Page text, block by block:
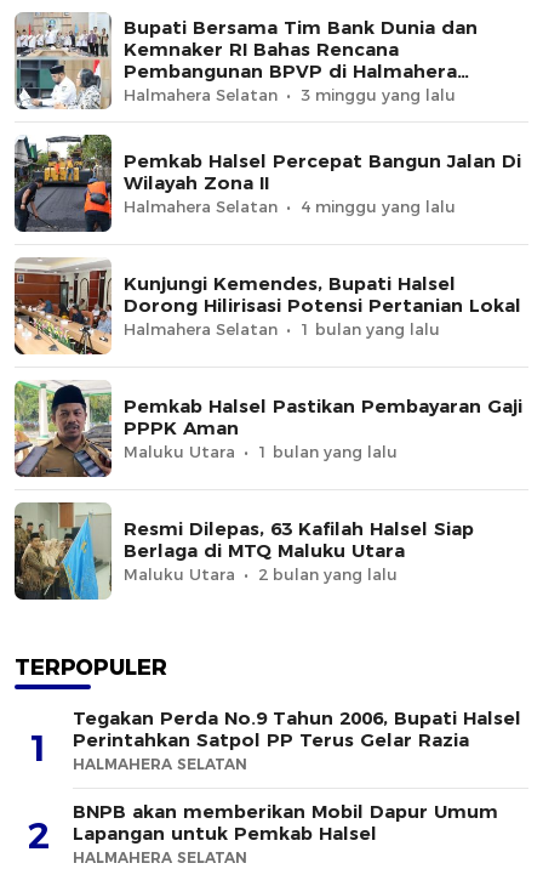
Bupati Bersama Tim Bank Dunia dan
Kemnaker RI Bahas Rencana
Pembangunan BPVP di Halmahera
Selatan
Halmahera Selatan 3 minggu yang lalu
Pemkab Halsel Percepat Bangun Jalan Di
Wilayah Zona II
Halmahera Selatan 4 minggu yang lalu
Kunjungi Kemendes, Bupati Halsel
Dorong Hilirisasi Potensi Pertanian Lokal
Halmahera Selatan 1 bulan yang lalu
Pemkab Halsel Pastikan Pembayaran Gaji
PPPK Aman
Maluku Utara 1 bulan yang lalu
Resmi Dilepas, 63 Kafilah Halsel Siap
Berlaga di MTQ Maluku Utara
Maluku Utara 2 bulan yang lalu
TERPOPULER
1
Tegakan Perda No.9 Tahun 2006, Bupati Halsel
Perintahkan Satpol PP Terus Gelar Razia
HALMAHERA SELATAN
2
BNPB akan memberikan Mobil Dapur Umum
Lapangan untuk Pemkab Halsel
HALMAHERA SELATAN